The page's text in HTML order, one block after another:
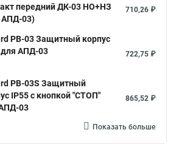
передний ДК-03 НО+НЗ
АПД-03)
710,26 ₽
PB-03 Защитный корпус
для АПД-03
722,75 ₽
PB-03S Защитный
IP55 с кнопкой "СТОП"
03
865,52 ₽
Показать больше